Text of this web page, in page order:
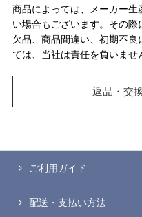
商品によっては、メーカー
い場合もございます。その際
欠品、商品間違い、初期不
ては、当社は責任を負いませ
返品・交
ご利用ガイド
配送・支払い方法